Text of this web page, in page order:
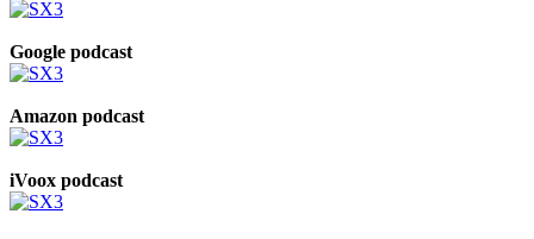
Google podcast
Amazon podcast
iVoox podcast